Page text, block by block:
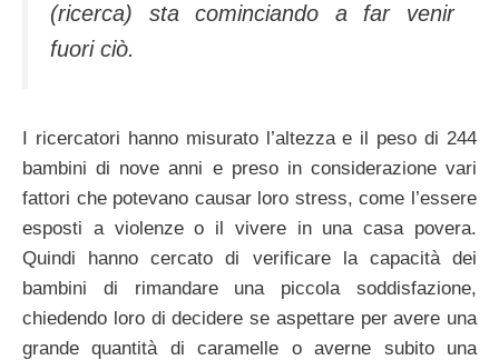
(ricerca) sta cominciando a far venir
fuori ciò.
I ricercatori hanno misurato l’altezza e il peso di 244
bambini di nove anni e preso in considerazione vari
fattori che potevano causar loro stress, come l’essere
esposti a violenze o il vivere in una casa povera.
Quindi hanno cercato di verificare la capacità dei
bambini di rimandare una piccola soddisfazione,
chiedendo loro di decidere se aspettare per avere una
grande quantità di caramelle o averne subito una